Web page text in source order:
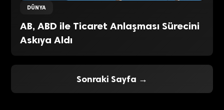
DÜNYA
AB, ABD ile Ticaret Anlaşması Sürecini
Askıya Aldı
Sonraki Sayfa →